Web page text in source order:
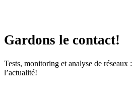
Gardons le contact!
Tests, monitoring et analyse de réseaux
l’actualité!